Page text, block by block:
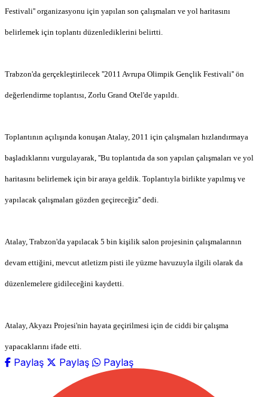
Festivali'' organizasyonu için yapılan son çalışmaları ve yol haritasını
belirlemek için toplantı düzenlediklerini belirtti.
Trabzon'da gerçekleştirilecek ''2011 Avrupa Olimpik Gençlik Festivali'' ön
değerlendirme toplantısı, Zorlu Grand Otel'de yapıldı.
Toplantının açılışında konuşan Atalay, 2011 için çalışmaları hızlandırmaya
başladıklarını vurgulayarak, ''Bu toplantıda da son yapılan çalışmaları ve yol
haritasını belirlemek için bir araya geldik. Toplantıyla birlikte yapılmış ve
yapılacak çalışmaları gözden geçireceğiz'' dedi.
Atalay, Trabzon'da yapılacak 5 bin kişilik salon projesinin çalışmalarının
devam ettiğini, mevcut atletizm pisti ile yüzme havuzuyla ilgili olarak da
düzenlemelere gidileceğini kaydetti.
Atalay, Akyazı Projesi'nin hayata geçirilmesi için de ciddi bir çalışma
yapacaklarını ifade etti.
Paylaş Paylaş Paylaş